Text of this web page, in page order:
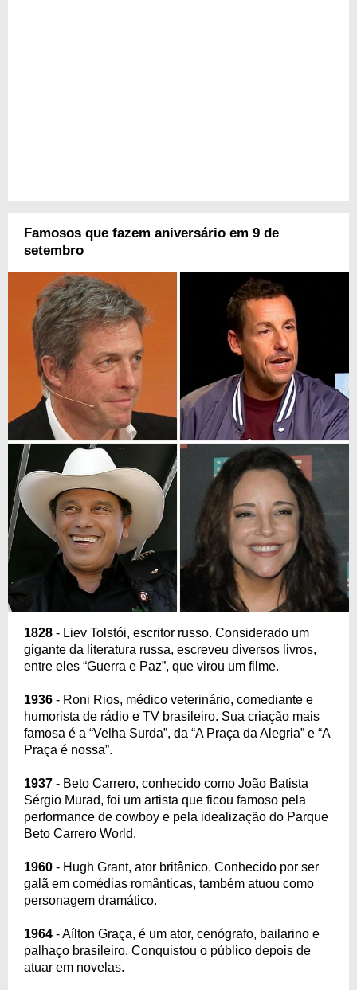
Famosos que fazem aniversário em 9 de
setembro
1828 - Liev Tolstói, escritor russo. Considerado um
gigante da literatura russa, escreveu diversos livros,
entre eles “Guerra e Paz”, que virou um filme.
1936 - Roni Rios, médico veterinário, comediante e
humorista de rádio e TV brasileiro. Sua criação mais
famosa é a “Velha Surda”, da “A Praça da Alegria” e “A
Praça é nossa”.
1937 - Beto Carrero, conhecido como João Batista
Sérgio Murad, foi um artista que ficou famoso pela
performance de cowboy e pela idealização do Parque
Beto Carrero World.
1960 - Hugh Grant, ator britânico. Conhecido por ser
galã em comédias românticas, também atuou como
personagem dramático.
1964 - Aílton Graça, é um ator, cenógrafo, bailarino e
palhaço brasileiro. Conquistou o público depois de
atuar em novelas.